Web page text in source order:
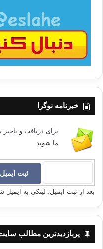
خبرنامه نوگرا
برای دریافت و
ما شوید.
بعد از ثبت ایمیل، لینکی به ایمیل
پربازدیدترین مطالب